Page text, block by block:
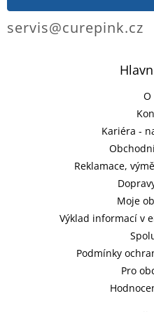
O
Kariéra -
Reklamace,
Moje
Výklad informací v
Podmínky
Pro
servis@curepink.cz